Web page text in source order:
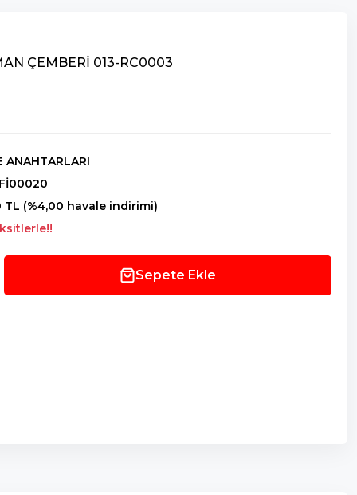
ÇEMBERİ 013-RC0003
ANAHTARLARI
TL (%4,00 havale indirimi)
Sepete Ekle